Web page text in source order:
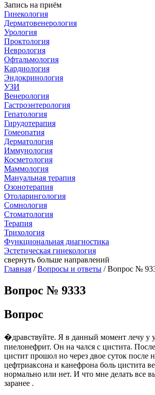
Запись на приём
Гинекология
Дерматовенерология
Урология
Проктология
Неврология
Офтальмология
Кардиология
Эндокринология
УЗИ
Венерология
Гастроэнтерология
Гепатология
Гирудотерапия
Гомеопатия
Дерматология
Иммунология
Косметология
Маммология
Мануальная терапия
Озонотерапия
Отоларингология
Сомнология
Стоматология
Терапия
Трихология
Функциональная диагностика
Эстетическая гинекология
свернуть больше направлений
Главная /Вопросы и ответы / Вопрос №
Вопрос № 9333
Вопрос
�дравствуйте. Я в данный момент лечу у
пиелонефрит. Он на чался с цистита.
цистит прошол но через двое суток после
цефтриаксона и канефрона боль цистита
нормально или нет. И что мне делать все
заранее .